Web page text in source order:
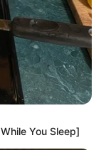
You Sleep]